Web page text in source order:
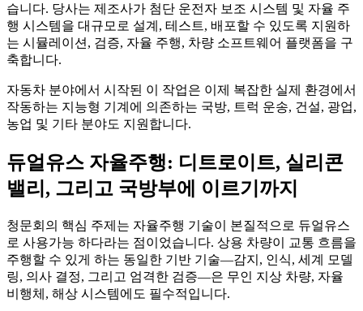
습니다. 당사는 제조사가 첨단 운전자 보조 시스템 및 자율 주
행 시스템을 대규모로 설계, 테스트, 배포할 수 있도록 지원하
는 시뮬레이션, 검증, 자율 주행, 차량 소프트웨어 플랫폼을 구
축합니다.
자동차 분야에서 시작된 이 작업은 이제 복잡한 실제 환경에서
작동하는 지능형 기계에 의존하는 국방, 트럭 운송, 건설, 광업,
농업 및 기타 분야도 지원합니다.
듀얼유스 자율주행: 디트로이트, 실리콘
밸리, 그리고 국방부에 이르기까지
청문회의 핵심 주제는 자율주행 기술이 본질적으로 듀얼유스
로 사용가능 하다라는 점이었습니다. 상용 차량이 교통 흐름을
주행할 수 있게 하는 동일한 기반 기술—감지, 인식, 세계 모델
링, 의사 결정, 그리고 엄격한 검증—은 무인 지상 차량, 자율
비행체, 해상 시스템에도 필수적입니다.